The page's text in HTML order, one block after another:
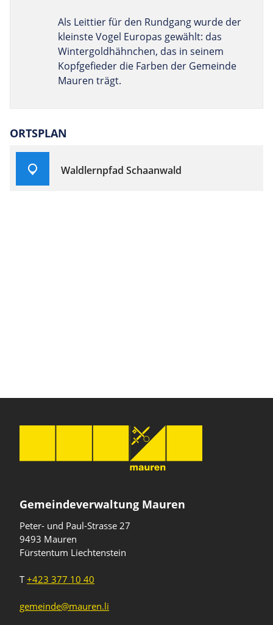
Als Leittier für den Rundgang wurde der
kleinste Vogel Europas gewählt: das
Wintergoldhähnchen, das in seinem
Kopfgefieder die Farben der Gemeinde
Mauren trägt.
ORTSPLAN
Waldlernpfad Schaanwald
Gemeindeverwaltung Mauren
Peter- und Paul-Strasse 27
9493 Mauren
Fürstentum Liechtenstein
T+423 377 10 40
gemeinde@mauren.li